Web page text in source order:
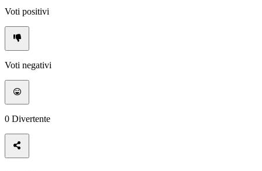
Voti positivi
Voti negativi
0 Divertente